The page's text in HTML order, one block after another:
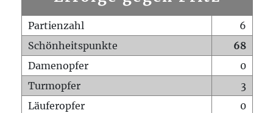
Partienzahl
6
Schönheitspunkte
68
Damenopfer
0
Turmopfer
3
Läuferopfer
0